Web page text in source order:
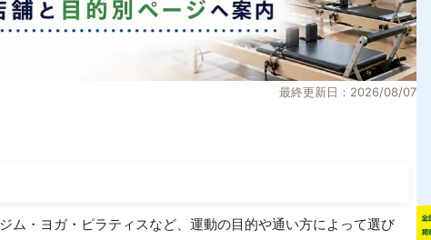
最終更新日：2026/08/07
ム・ヨガ・ピラティスなど、運動の目的や通い方によって選び